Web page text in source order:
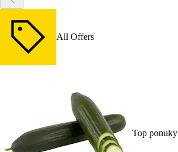
All Offers
Top ponuky